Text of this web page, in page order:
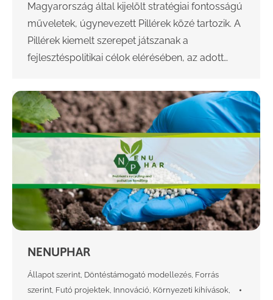
Magyarország által kijelölt stratégiai fontosságú
műveletek, úgynevezett Pillérek közé tartozik. A
Pillérek kiemelt szerepet játszanak a
fejlesztéspolitikai célok elérésében, az adott…
NENUPHAR
Állapot szerint, Döntéstámogató modellezés, Forrás
szerint, Futó projektek, Innováció, Környezeti kihívások,